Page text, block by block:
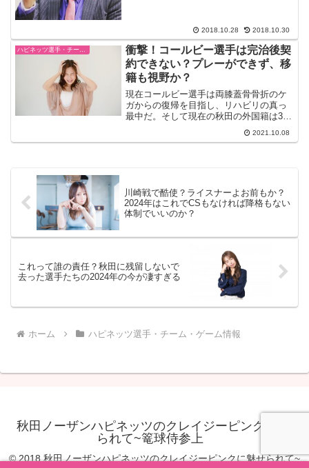
え失せるのは計り知れない...
2018.10.28 2018.10.30
衝撃！コールビー選手は完治後契
約できない？プレーができず、移
籍も視野か？
現在コールビー選手は両膝蓋骨骨折のケ
ガからの復帰を目指し、リハビリの真っ
最中だ。そして現在の秋田の外国籍は3
人。衝撃のデビュー戦を飾った、グリン
選手とアイバーソン選手だ。そしてデイ
2021.10.08
川崎戦で酷使？ライスナーよお前もか？
2024年はこれでCSもなければ降格もない
体制でいいのか？
これって誰の責任？秋田に残留しないで
去った選手たちの2024年の今が凄すぎる
ホーム ハピネッツ選手・チーム・ゲーム情報
秋田ノーザンハピネッツのクレイジーピンクに魅せ
られて~篭球侍参上
© 2018 秋田ノーザンハピネッツのクレイジーピンクに魅せられて~